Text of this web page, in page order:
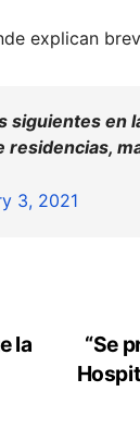
explican
siguientes
3, 2021
“Se
la